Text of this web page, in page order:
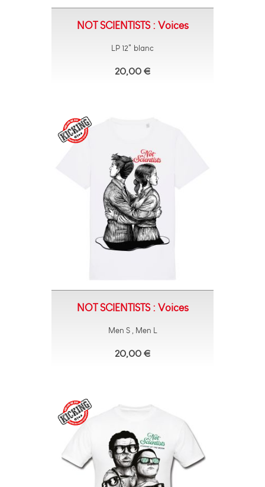
NOT SCIENTISTS : Voices
LP 12" blanc
20,00 €
NOT SCIENTISTS : Voices
Men S , Men L
20,00 €